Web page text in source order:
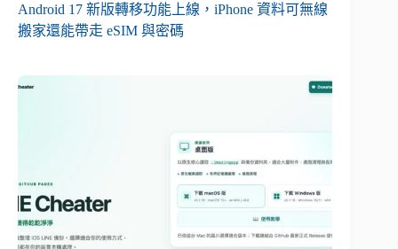
Android 17 新版轉移功能上線，iPhone 資料可無線
搬家還能帶走 eSIM 與密碼